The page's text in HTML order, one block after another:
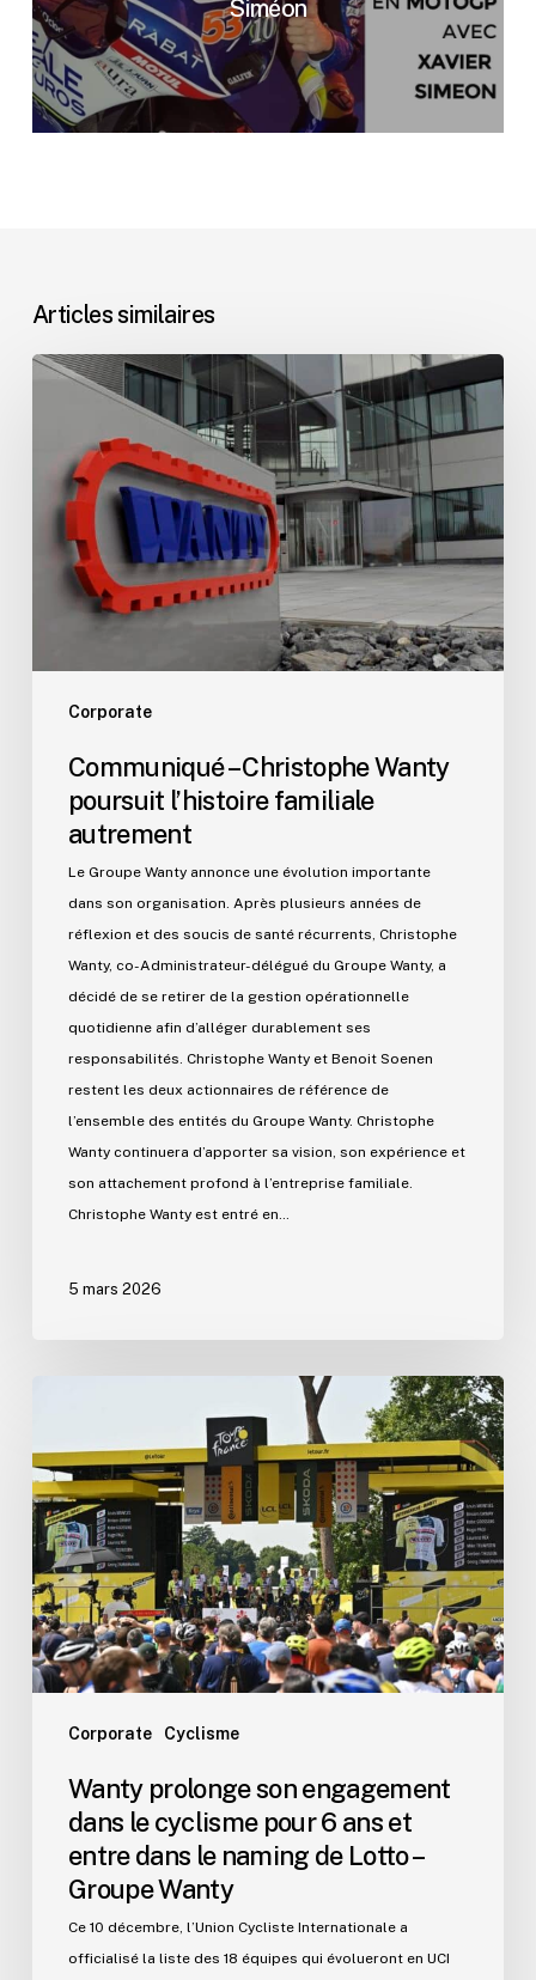
Siméon
Articles similaires
Corporate
Communiqué
Christophe
Wanty
poursuit
l’histoire
familiale
autrement
Communiqué – Christophe Wanty
poursuit l’histoire familiale
autrement
Le Groupe Wanty annonce une évolution importante
dans son organisation. Après plusieurs années de
réflexion et des soucis de santé récurrents, Christophe
Wanty, co-Administrateur-délégué du Groupe Wanty, a
décidé de se retirer de la gestion opérationnelle
quotidienne afin d’alléger durablement ses
responsabilités. Christophe Wanty et Benoit Soenen
restent les deux actionnaires de référence de
l’ensemble des entités du Groupe Wanty. Christophe
Wanty continuera d’apporter sa vision, son expérience et
son attachement profond à l’entreprise familiale.
Christophe Wanty est entré en…
5 mars 2026
Corporate Cyclisme
son
engagement
dans
le
cyclisme
pour
6
ans
et
entre
naming
Lotto
Groupe
Wanty prolonge son engagement
dans le cyclisme pour 6 ans et
entre dans le naming de Lotto –
Groupe Wanty
Ce 10 décembre, l’Union Cycliste Internationale a
officialisé la liste des 18 équipes qui évolueront en UCI